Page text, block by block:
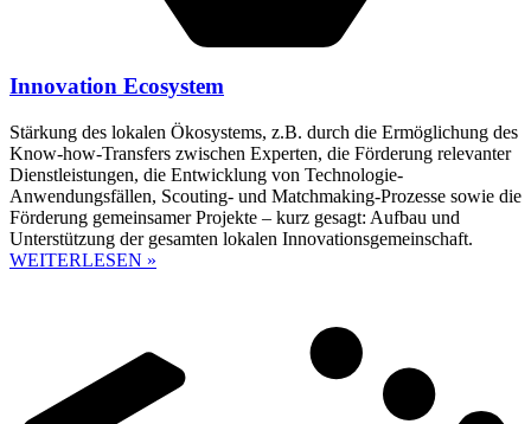
Innovation Ecosystem
Stärkung des lokalen Ökosystems, z.B. durch die Ermöglichung des
Know-how-Transfers zwischen Experten, die Förderung relevanter
Dienstleistungen, die Entwicklung von Technologie-
Anwendungsfällen, Scouting- und Matchmaking-Prozesse sowie die
Förderung gemeinsamer Projekte – kurz gesagt: Aufbau und
Unterstützung der gesamten lokalen Innovationsgemeinschaft.
WEITERLESEN »